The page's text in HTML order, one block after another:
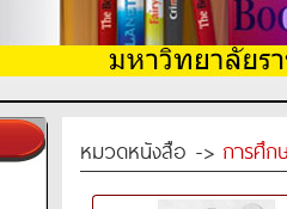
หมวดหนังสือ -> การศึก